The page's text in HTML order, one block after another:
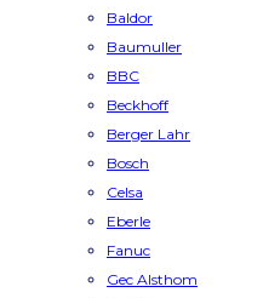
Baldor
Baumuller
BBC
Beckhoff
Berger Lahr
Bosch
Celsa
Eberle
Fanuc
Gec Alsthom